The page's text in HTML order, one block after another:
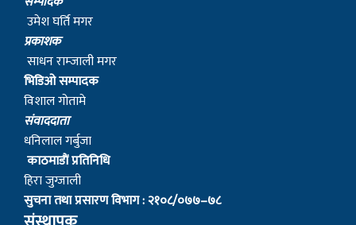
उमेश घर्ति मगर
प्रकाशक
साधन राम्जाली मगर
भिडिओ सम्पादक
विशाल गोतामे
स‌ंवाददाता
धनिलाल गर्बुजा
काठमाडाैं प्रतिनिधि
हिरा जुग्जाली
सुचना तथा प्रसारण विभाग : २१०८/०७७–७८